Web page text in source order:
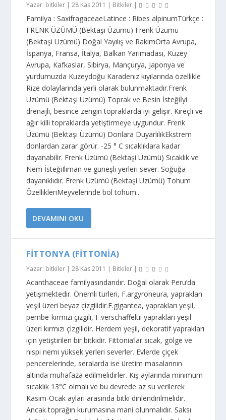
Yazar: bitkiler |28 Kas 2011 | Bitkiler |
Familya : SaxifragaceaeLatince : Ribes alpinumTürkçe :
FRENK ÜZÜMÜ (Bektaşi Üzümü) Frenk Üzümü
(Bektaşi Üzümü) Doğal Yayılış ve RakımOrta Avrupa,
İspanya, Fransa, İtalya, Balkan Yarımadası, Kuzey
Avrupa, Kafkaslar, Sibirya, Mançurya, Japonya ve
yurdumuzda Kuzeydoğu Karadeniz kıyılarında özellikle
Rize dolaylarında yerli olarak bulunmaktadır.Frenk
Üzümü (Bektaşi Üzümü) Toprak ve Besin İsteğiİyi
drenajlı, besince zengin topraklarda iyi gelişir. Kireçli ve
ağır killi topraklarda yetiştirmeye uygundur. Frenk
Üzümü (Bektaşi Üzümü) Donlara DuyarlılıkEkstrem
donlardan zarar görür. -25 ° C sıcaklıklara kadar
dayanabilir. Frenk Üzümü (Bektaşi Üzümü) Sıcaklık ve
Nem İsteğiIlıman ve güneşli yerleri sever. Soğuğa
dayanıklıdır. Frenk Üzümü (Bektaşi Üzümü) Tohum
ÖzellikleriMeyvelerinde bol tohum...
DEVAMINI OKU
FITTONYA (FITTONIA)
Yazar: bitkiler |28 Kas 2011 | Bitkiler |
Acanthaceae familyasındandır. Doğal olarak Peru’da
yetişmektedir. Önemli türleri, F.argyroneura, yapraklan
yeşil üzeri beyaz çizgilidir.F.gigantea, yaprakları yeşil,
pembe-kırmızı çizgili, F.verschaffeltii yaprakları yeşil
üzeri kırmızı çizgilidir. Herdem yeşil, dekoratif yaprakları
için yetiştirilen bir bitkidir. Fittonia’lar sıcak, gölge ve
nispi nemi yüksek yerleri severler. Evlerde çiçek
pencerelerinde, seralarda ise üretim masalarının
altında muhafaza edilmelidirler. Kış aylarında minimum
sıcaklık 13°C olmalı ve bu devrede az su verilerek
Kasım-Ocak ayları arasında bitki dinlendirilmelidir.
Ancak toprağın kurumasına mani olunmalıdır. Saksı